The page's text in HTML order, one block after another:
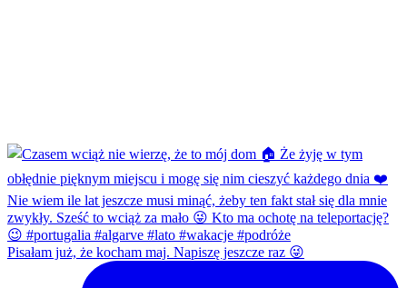
Pisałam już, że kocham maj. Napiszę jeszcze raz 😜